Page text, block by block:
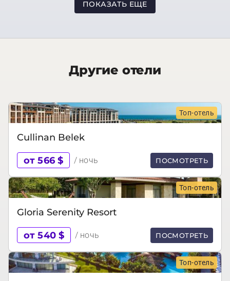
ПОКАЗАТЬ ЕЩЕ
Другие отели
Топ-отель
Cullinan Belek
от 566 $ / ночь ПОСМОТРЕТЬ
Топ-отель
Gloria Serenity Resort
от 540 $ / ночь ПОСМОТРЕТЬ
Топ-отель